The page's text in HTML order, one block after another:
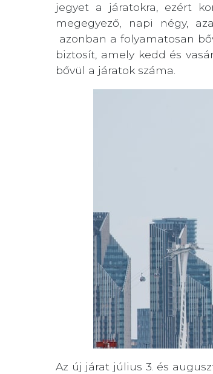
jegyet a járatokra, ezért
megegyező, napi négy,
azonban a folyamatosan
biztosít, amely kedd és
bővül a járatok száma.
Az új járat július 3. és